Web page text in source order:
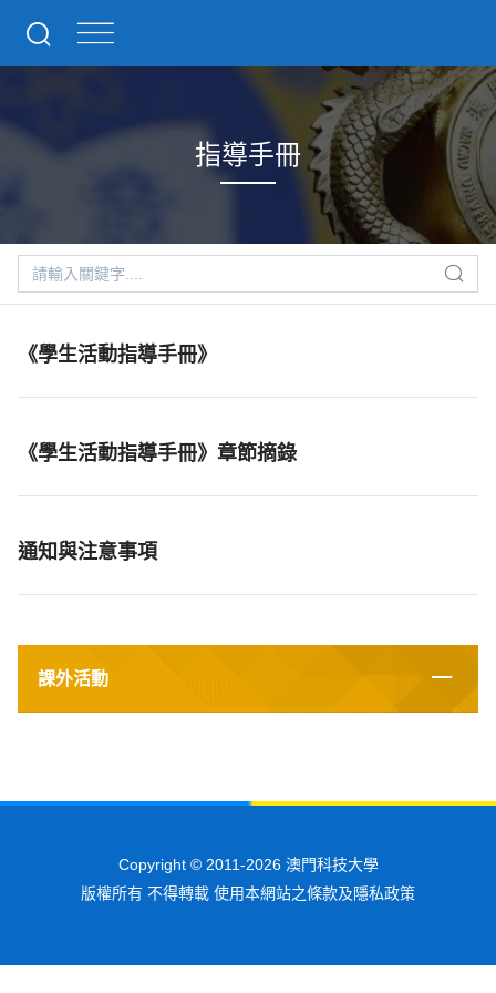
指導手冊
《學生活動指導手冊》
《學生活動指導手冊》章節摘錄
通知與注意事項
課外活動
Copyright © 2011-2026 澳門科技大學
版權所有 不得轉載 使用本網站之條款及隱私政策